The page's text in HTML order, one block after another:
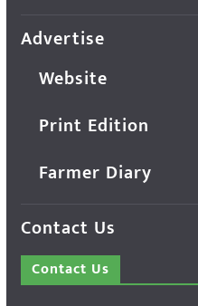
Advertise
Website
Print Edition
Farmer Diary
Contact Us
Contact Us